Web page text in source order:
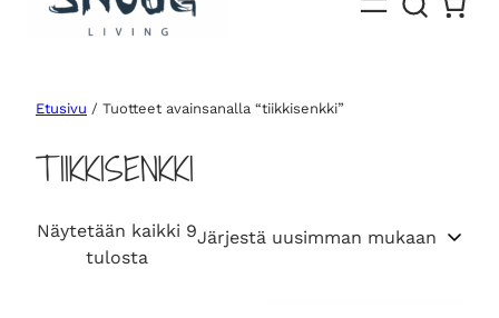
Etusivu / Tuotteet avainsanalla “tiikkisenkki”
TIIKKISENKKI
Näytetään kaikki 9
tulostaS